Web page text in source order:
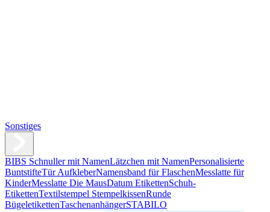
Sonstiges
BIBS Schnuller mit NamenLätzchen mit NamenPersonalisierte
BuntstifteTür AufkleberNamensband für FlaschenMesslatte für
KinderMesslatte Die MausDatum EtikettenSchuh-
EtikettenTextilstempel StempelkissenRunde
BügeletikettenTaschenanhängerSTABILO